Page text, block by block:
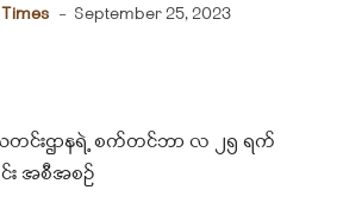
- September 25, 2023
တင်းဌာနရဲ့ စက်တင်ဘာ လ ၂၅ ရက်
း အစီအစဉ်